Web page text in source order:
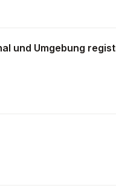
und Umgebung